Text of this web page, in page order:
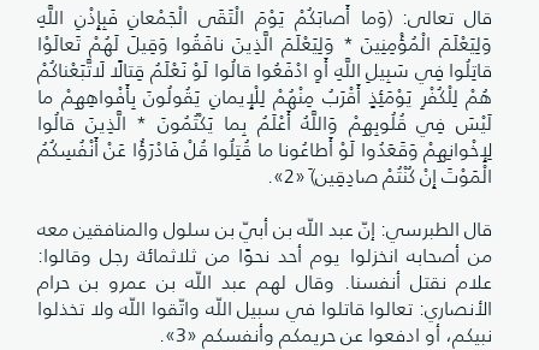
قال تعالى: (وَما أَصابَكُمْ يَوْمَ الْتَقَى الْجَمْعانِ فَبِإِذْنِ اللَّهِ
وَلِيَعْلَمَ الْمُؤْمِنِينَ * وَلِيَعْلَمَ الَّذِينَ نافَقُوا وَقِيلَ لَهُمْ تَعالَوْا
قاتِلُوا فِي سَبِيلِ اللَّهِ أَوِ ادْفَعُوا قالُوا لَوْ نَعْلَمُ قِتالًا لَاتَّبَعْناكُمْ
هُمْ لِلْكُفْرِ يَوْمَئِذٍ أَقْرَبُ مِنْهُمْ لِلْإِيمانِ يَقُولُونَ بِأَفْواهِهِمْ ما
لَيْسَ فِي قُلُوبِهِمْ وَاللَّهُ أَعْلَمُ بِما يَكْتُمُونَ * الَّذِينَ قالُوا
لِإِخْوانِهِمْ وَقَعَدُوا لَوْ أَطاعُونا ما قُتِلُوا قُلْ فَادْرَؤُا عَنْ أَنْفُسِكُمُ
الْمَوْتَ إِنْ كُنْتُمْ صادِقِين)َ «2».
قال الطبرسي: إنّ عبد اللّه بن أبيّ بن سلول والمنافقين معه
من أصحابه انخزلوا يوم أحد نحوًا من ثلاثمائة رجل وقالوا:
علام نقتل أنفسنا. وقال لهم عبد اللّه بن عمرو بن حرام
الأنصاري: تعالوا قاتلوا في سبيل اللّه واتّقوا اللّه ولا تخذلوا
نبيكم، أو ادفعوا عن حريمكم وأنفسكم «3».